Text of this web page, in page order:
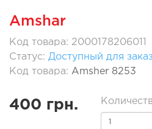
Amshar
Код товара: 2000178206011
Статус: Доступный для
Код товара: Amsher 8253
400 грн.